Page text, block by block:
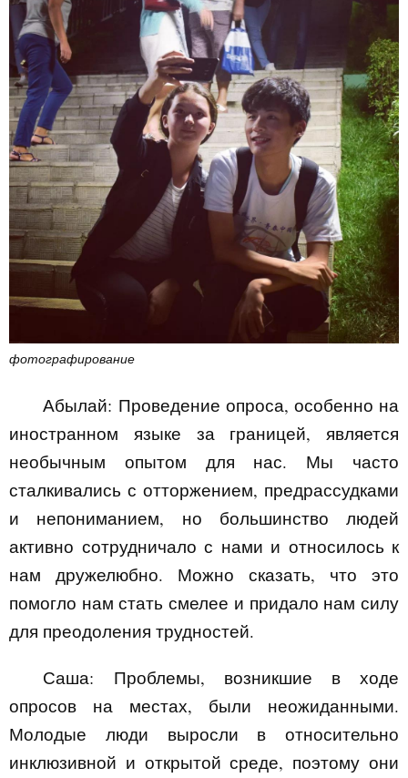
фотографирование
Абылай: Проведение опроса, особенно на
иностранном языке за границей, является
необычным опытом для нас. Мы часто
сталкивались с отторжением, предрассудками
и непониманием, но большинство людей
активно сотрудничало с нами и относилось к
нам дружелюбно. Можно сказать, что это
помогло нам стать смелее и придало нам силу
для преодоления трудностей.
Саша: Проблемы, возникшие в ходе
опросов на местах, были неожиданными.
Молодые люди выросли в относительно
инклюзивной и открытой среде, поэтому они